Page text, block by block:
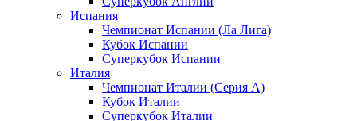
Испания
Чемпионат Испании (Ла Лига)
Кубок Испании
Суперкубок Испании
Италия
Чемпионат Италии (Серия А)
Кубок Италии
Суперкубок Италии